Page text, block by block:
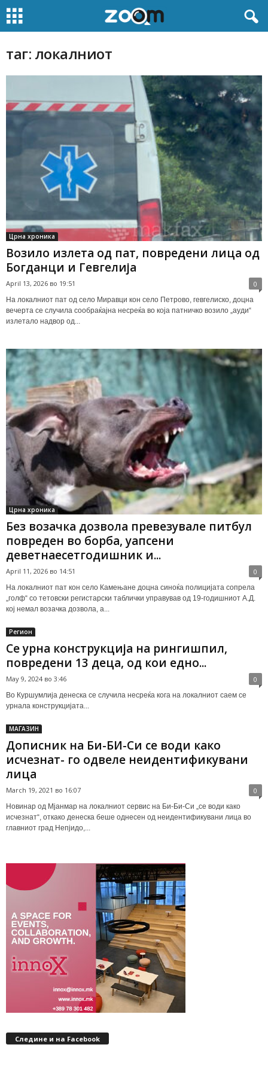
таг: локалниот
Црна хроника
Возило излета од пат, повредени лица од
Богданци и Гевгелија
April 13, 2026 во 19:51 0
На локалниот пат од село Миравци кон село Петрово, гевгелиско, доцна
вечерта се случила сообраќајна несреќа во која патничко возило „ауди“
излетало надвор од...
Црна хроника
Без возачка дозвола превезувале питбул
повреден во борба, уапсени
деветнаесетгодишник и...
April 11, 2026 во 14:51 0
На локалниот пат кон село Камењане доцна синоќа полицијата сопрела
„голф“ со тетовски регистарски таблички управував од 19-годишниот А.Д.
кој немал возачка дозвола, а...
Регион
Се урна конструкција на рингишпил,
повредени 13 деца, од кои едно...
May 9, 2024 во 3:46 0
Во Куршумлија денеска се случила несреќа кога на локалниот саем се
урнала конструкцијата...
МАГАЗИН
Дописник на Би-БИ-Си се води како
исчезнат- го одвеле неидентификувани
лица
March 19, 2021 во 16:07 0
Новинар од Мјанмар на локалниот сервис на Би-Би-Си „се води како
исчезнат“, откако денеска беше однесен од неидентификувани лица во
главниот град Непјидо,...
Следине и на Facebook